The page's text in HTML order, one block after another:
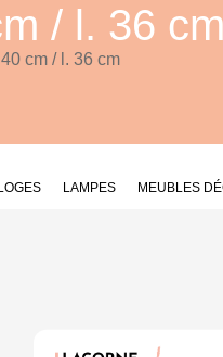
/ l. 36 cm
cm / l. 36 cm
LAMPES MEUBLES